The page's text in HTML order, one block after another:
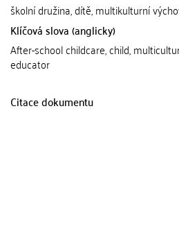
školní družina, dítě, multikulturní
Klíčová slova (anglicky)
After-school childcare, child,
educator
Citace dokumentu